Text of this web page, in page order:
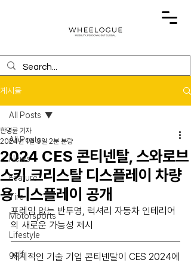
게시물
All Posts
News
Feature
Tire
Motorsports
Lifestyle
golf
All Posts
2024 CES 콘티넨탈, 스와로브
스키 크리스탈 디스플레이 차량
용 디스플레이 공개
한명륜 기자
2024년 1월 9일 2분 분량
프레임 없는 반투명, 럭셔리 자동차 인테리어
의 새로운 가능성 제시
세계적인 기술 기업 콘티넨탈이 CES 2024에